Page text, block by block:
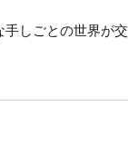
しごとの世界が交